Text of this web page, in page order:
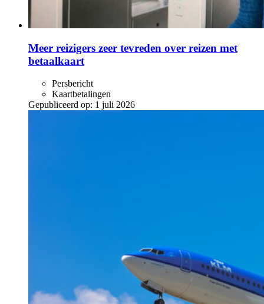
Meer reizigers zeer tevreden over reizen met
betaalkaart
Persbericht
Kaartbetalingen
Gepubliceerd op: 1 juli 2026